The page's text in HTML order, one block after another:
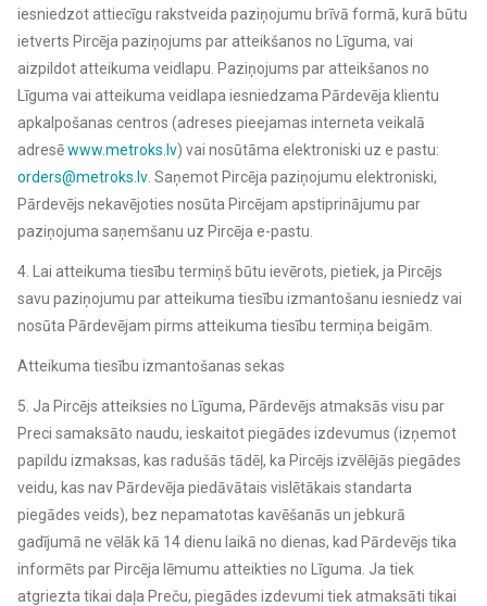
iesniedzot attiecīgu rakstveida paziņojumu brīvā formā, kurā būtu
ietverts Pircēja paziņojums par atteikšanos no Līguma, vai
aizpildot atteikuma veidlapu. Paziņojums par atteikšanos no
Līguma vai atteikuma veidlapa iesniedzama Pārdevēja klientu
apkalpošanas centros (adreses pieejamas interneta veikalā
adresēwww.metroks.lv) vai nosūtāma elektroniski uz e pastu:
orders@metroks.lv . Saņemot Pircēja paziņojumu elektroniski,
Pārdevējs nekavējoties nosūta Pircējam apstiprinājumu par
paziņojuma saņemšanu uz Pircēja e-pastu.
4. Lai atteikuma tiesību termiņš būtu ievērots, pietiek, ja Pircējs
savu paziņojumu par atteikuma tiesību izmantošanu iesniedz vai
nosūta Pārdevējam pirms atteikuma tiesību termiņa beigām.
Atteikuma tiesību izmantošanas sekas
5. Ja Pircējs atteiksies no Līguma, Pārdevējs atmaksās visu par
Preci samaksāto naudu, ieskaitot piegādes izdevumus (izņemot
papildu izmaksas, kas radušās tādēļ, ka Pircējs izvēlējās piegādes
veidu, kas nav Pārdevēja piedāvātais vislētākais standarta
piegādes veids), bez nepamatotas kavēšanās un jebkurā
gadījumā ne vēlāk kā 14 dienu laikā no dienas, kad Pārdevējs tika
informēts par Pircēja lēmumu atteikties no Līguma. Ja tiek
atgriezta tikai daļa Preču, piegādes izdevumi tiek atmaksāti tikai